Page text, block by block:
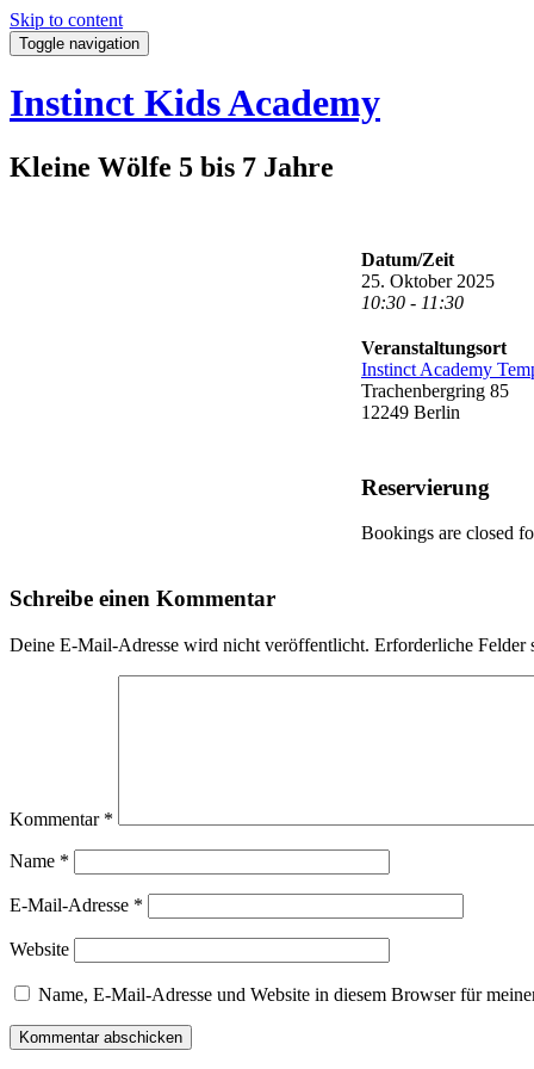
Skip to content
Toggle navigation
Instinct Kids Academy
Kleine Wölfe 5 bis 7 Jahre
Datum/Zeit
25. Oktober 2025
10:30 - 11:30
Veranstaltungsort
Instinct Academy
Trachenbergring 85
12249 Berlin
Reservierung
Bookings are closed
Schreibe einen Kommentar
Deine E-Mail-Adresse wird nicht veröffentlicht. Erforderliche Felder
Kommentar *
Name *
E-Mail-Adresse *
Website
Name, E-Mail-Adresse und Website in diesem Browser für